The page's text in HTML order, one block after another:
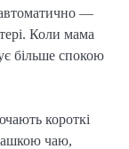
автоматично —
Коли мама
більше спокою
короткі
чаю,